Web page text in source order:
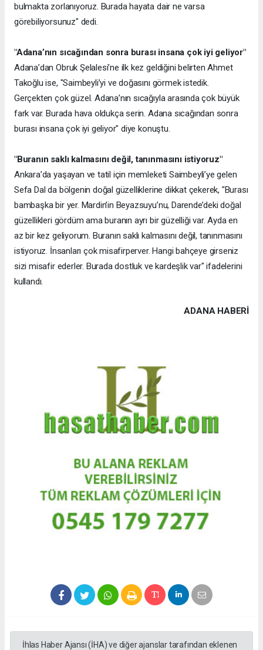
bulmakta zorlanıyoruz. Burada hayata dair ne varsa
görebiliyorsunuz" dedi.
"Adana’nın sıcağından sonra burası insana çok iyi geliyor"
Adana’dan Obruk Şelalesi’ne ilk kez geldiğini belirten Ahmet
Takoğlu ise, "Saimbeyli’yi ve doğasını görmek istedik.
Gerçekten çok güzel. Adana’nın sıcağıyla arasında çok büyük
fark var. Burada hava oldukça serin. Adana sıcağından sonra
burası insana çok iyi geliyor" diye konuştu.
"Buranın saklı kalmasını değil, tanınmasını istiyoruz"
Ankara’da yaşayan ve tatil için memleketi Saimbeyli’ye gelen
Sefa Dal da bölgenin doğal güzelliklerine dikkat çekerek, "Burası
bambaşka bir yer. Mardin’in Beyazsuyu’nu, Darende’deki doğal
güzellikleri gördüm ama buranın ayrı bir güzelliği var. Ayda en
az bir kez geliyorum. Buranın saklı kalmasını değil, tanınmasını
istiyoruz. İnsanları çok misafirperver. Hangi bahçeye girseniz
sizi misafir ederler. Burada dostluk ve kardeşlik var" ifadelerini
kullandı.
ADANA HABERİ
İhlas Haber Ajansı (İHA) ve diğer ajanslar tarafından eklenen